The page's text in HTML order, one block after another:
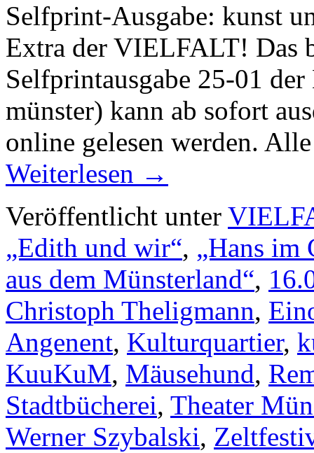
Selfprint-Ausgabe: kunst
Extra der VIELFALT! Das
Selfprintausgabe 25-01
münster) kann ab sofort
online gelesen werden.
Weiterlesen →
Veröffentlicht unter
„Edith und wir“, „Hans im
aus dem Münsterland“,
Christoph Theligmann,
Angenent, Kulturquartier,
KuuKuM, Mäusehund,
Stadtbücherei, Theater
Werner Szybalski,